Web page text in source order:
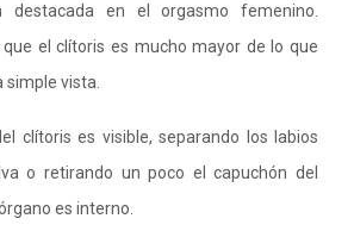
destacada en el orgasmo femenino.
el clítoris es mucho mayor de lo que
simple vista.
clítoris es visible, separando los labios
o retirando un poco el capuchón del
es interno.